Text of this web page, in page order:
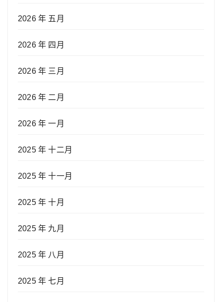
2026 年 五月
2026 年 四月
2026 年 三月
2026 年 二月
2026 年 一月
2025 年 十二月
2025 年 十一月
2025 年 十月
2025 年 九月
2025 年 八月
2025 年 七月